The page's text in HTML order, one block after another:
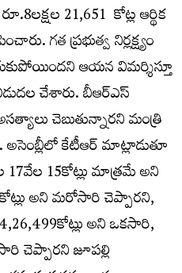
21,651 కోట్ల ఆర్థిక
గత ప్రభుత్వ నిర్లక్ష్యం
ఆయన విమర్శిస్తూ
చేశారు. బీఆర్‌ఎస్‌
చెబుతున్నారని మంత్రి
అసెంబ్లీలో కేటీఆర్ మాట్లాడుతూ
15కోట్లు మాత్రమే అని
అని మరోసారి చెప్పారని,
అని ఒకసారి,
చెప్పారని జూపల్లి